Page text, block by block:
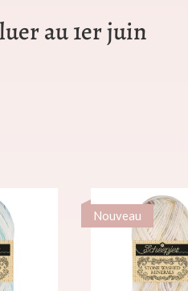
au 1er juin
Nouveau